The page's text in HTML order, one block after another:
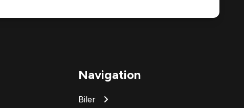
Navigation
Biler